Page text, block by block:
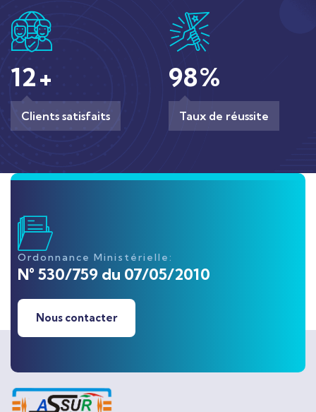
12+
Clients satisfaits
98%
Taux de réussite
Ordonnance Ministérielle:
N° 530/759 du 07/05/2010
Nous contacter